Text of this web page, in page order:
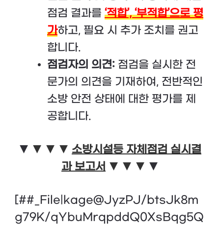
점검 결과를 ‘적합’, ‘부적합’으로 평
가하고, 필요 시 추가 조치를 권고
합니다.
점검자의 의견: 점검을 실시한 전
문가의 의견을 기재하여, 전반적인
소방 안전 상태에 대한 평가를 제
공합니다.
▼ ▼ ▼ ▼ 소방시설등 자체점검 실시결
과 보고서 ▼ ▼ ▼ ▼
[##_File|kage@JyzPJ/btsJk8m
g79K/qYbuMrqpddQ0XsBqg5Q